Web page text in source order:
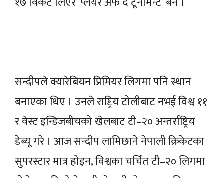
सन्दीपले क्यारेबियन प्रिमियर लिगमा पनि स्थान
बनाएका थिए । उनले राष्ट्रिय टोलीबाट नभई विश्व ११
र वेस्ट इन्डिजबीचको खेलबाट टी–२० अन्तर्राष्ट्रिय
डेब्यू गरे । आज सन्दीप लामिछाने नेपाली क्रिकेटका
सुपरस्टार मात्र होइन, विश्वका चर्चित टी–२० लिगमा